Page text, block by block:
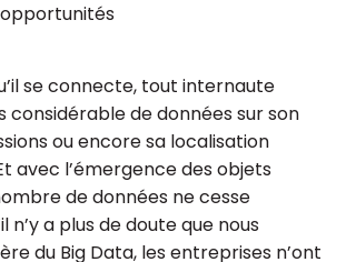
se connecte, tout internaute
considérable de données sur son
ou encore sa localisation
avec l’émergence des objets
de données ne cesse
n’y a plus de doute que nous
du Big Data, les entreprises n’ont